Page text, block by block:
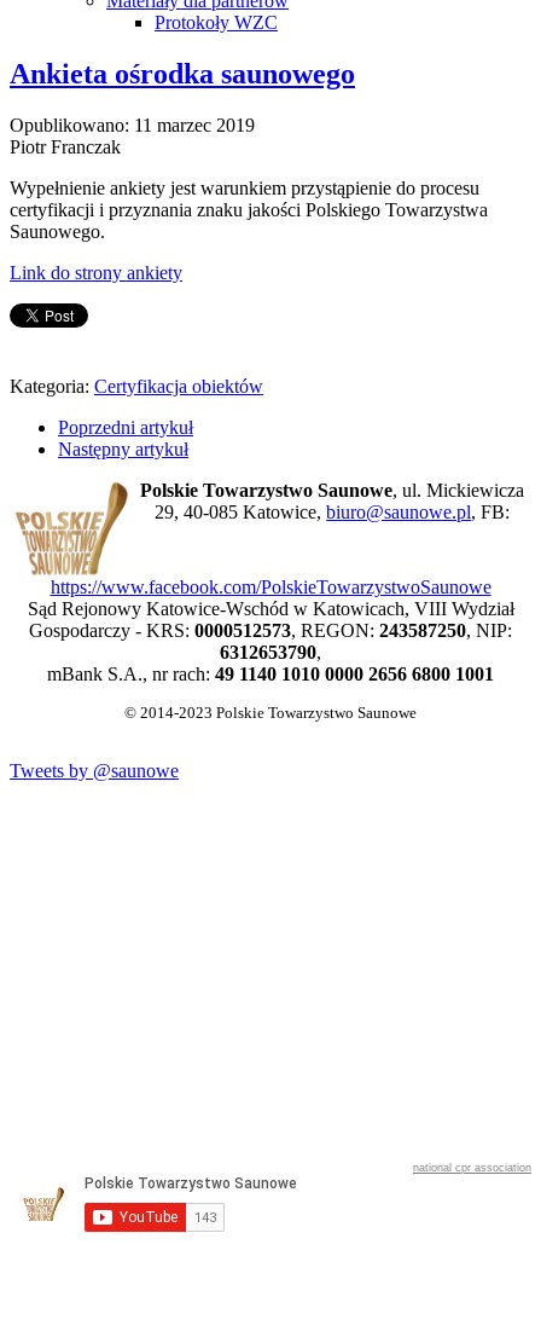
Protokoły WZC
Ankieta ośrodka saunowego
Opublikowano: 11 marzec 2019
Piotr Franczak
Wypełnienie ankiety jest warunkiem przystąpienie do procesu
certyfikacji i przyznania znaku jakości Polskiego Towarzystwa
Saunowego.
Link do strony ankiety
Kategoria: Certyfikacja obiektów
Poprzedni artykuł
Następny artykuł
Polskie Towarzystwo Saunowe, ul. Mickiewicza
29, 40-085 Katowice,biuro@saunowe.pl, FB:
https://www.facebook.com/PolskieTowarzystwoSaunowe
Sąd Rejonowy Katowice-Wschód w Katowicach, VIII Wydział
Gospodarczy - KRS: 0000512573, REGON: 243587250, NIP:
6312653790,
mBank S.A., nr rach: 49 1140 1010 0000 2656 6800 1001
© 2014-2023 Polskie Towarzystwo Saunowe
Tweets by @saunowe
national cpr association